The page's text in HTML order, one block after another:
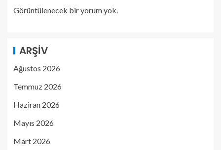
Görüntülenecek bir yorum yok.
ARŞIV
Ağustos 2026
Temmuz 2026
Haziran 2026
Mayıs 2026
Mart 2026